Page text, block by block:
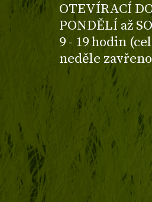
OTEVÍRACÍ
PONDĚLÍ až
9 - 19 hodin
neděle zavřeno